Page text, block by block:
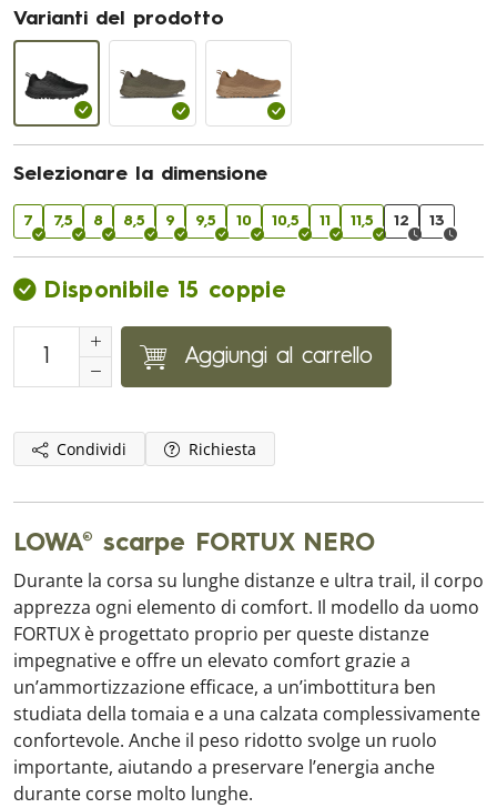
Varianti del prodotto
Selezionare la dimensione
7 7,5 8 8,5 9 9,5 10 10,5 11 11,5 12 13
Disponibile 15 coppie
Aggiungi al carrello
Condividi Richiesta
LOWA® scarpe FORTUX NERO
Durante la corsa su lunghe distanze e ultra trail, il corpo
apprezza ogni elemento di comfort. Il modello da uomo
FORTUX è progettato proprio per queste distanze
impegnative e offre un elevato comfort grazie a
un’ammortizzazione efficace, a un’imbottitura ben
studiata della tomaia e a una calzata complessivamente
confortevole. Anche il peso ridotto svolge un ruolo
importante, aiutando a preservare l’energia anche
durante corse molto lunghe.